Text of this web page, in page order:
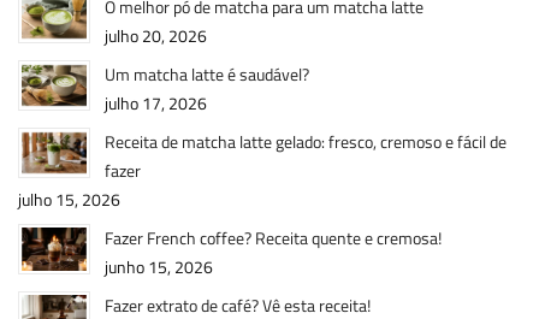
O melhor pó de matcha para um matcha latte
julho 20, 2026
Um matcha latte é saudável?
julho 17, 2026
Receita de matcha latte gelado: fresco, cremoso e fácil de
fazer
julho 15, 2026
Fazer French coffee? Receita quente e cremosa!
junho 15, 2026
Fazer extrato de café? Vê esta receita!